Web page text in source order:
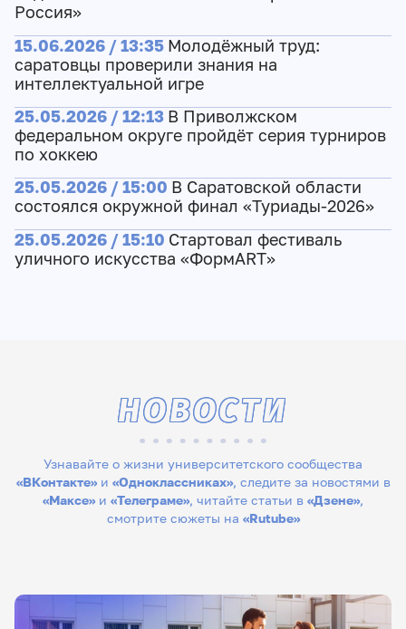
Россия»
15.06.2026 / 13:35 Молодёжный труд:
саратовцы проверили знания на
интеллектуальной игре
25.05.2026 / 12:13 В Приволжском
федеральном округе пройдёт серия турниров
по хоккею
25.05.2026 / 15:00 В Саратовской области
состоялся окружной финал «Туриады-2026»
25.05.2026 / 15:10 Cтартовал фестиваль
уличного искусства «ФормART»
Узнавайте о жизни университетского сообщества
«ВКонтакте»и «Одноклассниках», следите за новостями в
«Максе» и «Телеграме», читайте статьи в «Дзене»,
смотрите сюжеты на «Rutube»
НОВОСТИ